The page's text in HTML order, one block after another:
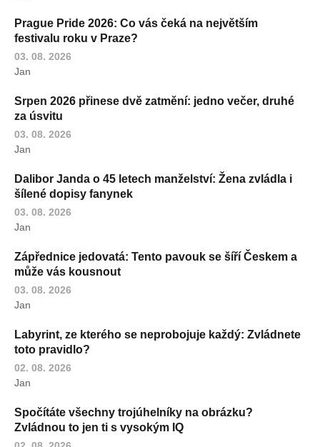
Prague Pride 2026: Co vás čeká na největším
festivalu roku v Praze?
03. 08. 2026
Jan
Srpen 2026 přinese dvě zatmění: jedno večer, druhé
za úsvitu
03. 08. 2026
Jan
Dalibor Janda o 45 letech manželství: Žena zvládla i
šílené dopisy fanynek
03. 08. 2026
Jan
Zápřednice jedovatá: Tento pavouk se šíří Českem a
může vás kousnout
03. 08. 2026
Jan
Labyrint, ze kterého se neprobojuje každý: Zvládnete
toto pravidlo?
02. 08. 2026
Jan
Spočítáte všechny trojúhelníky na obrázku?
Zvládnou to jen ti s vysokým IQ